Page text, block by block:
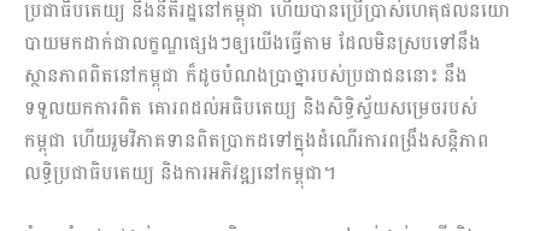
ប្រជាធិបតេយ្យ និងនីតិរដ្ឋនៅកម្ពុជា ហើយបានប្រើប្រាស់ហេតុផលនយោ​
បាយមកដាក់ជាលក្ខណ្ឌផ្សេងៗឲ្យយើងធ្វើតាម ដែលមិនស្របទៅនឹង
ស្ថានភាពពិតនៅកម្ពុជា ក៏ដូចបំណងប្រាថ្នារបស់ប្រជាជននោះ​ នឹង
ទទួលយកការពិត គោរពដល់អធិបតេយ្យ និងសិទ្ធិស្វ័យសម្រេចរបស់
កម្ពុជា ហើយរួមវិភាគទានពិតប្រាកដទៅក្នុងដំណើរការពង្រឹងសន្តិភាព
លទ្ធិប្រជាធិបតេយ្យ និងការអភិវឌ្ឍនៅកម្ពុជា។